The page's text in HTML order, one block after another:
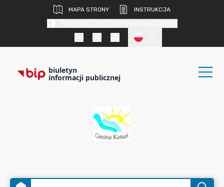
MAPA STRONY
INSTRUKCJA
biuletyn
informacji publicznej